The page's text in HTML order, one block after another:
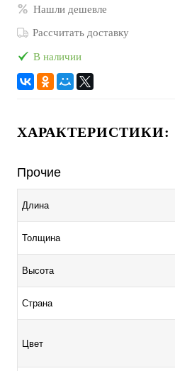
Нашли дешевле
Рассчитать доставку
В наличии
ХАРАКТЕРИСТИКИ:
Прочие
Длина
Толщина
Высота
Страна
Цвет